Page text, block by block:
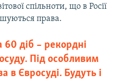
спільноти, що в Росії
права.
діб – рекордні
Під особливим
в Євросуді. Будуть і